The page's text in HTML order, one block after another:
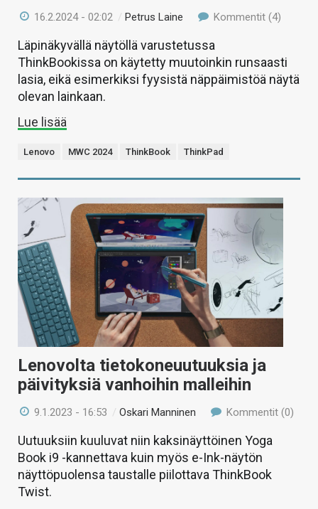
16.2.2024 - 02:02 /Petrus Laine Kommentit (4)
Läpinäkyvällä näytöllä varustetussa
ThinkBookissa on käytetty muutoinkin runsaasti
lasia, eikä esimerkiksi fyysistä näppäimistöä näytä
olevan lainkaan.
Lue lisää
Lenovo MWC 2024 ThinkBook ThinkPad
Lenovolta tietokoneuutuuksia ja
päivityksiä vanhoihin malleihin
9.1.2023 - 16:53 /Oskari Manninen Kommentit (0)
Uutuuksiin kuuluvat niin kaksinäyttöinen Yoga
Book i9 -kannettava kuin myös e-Ink-näytön
näyttöpuolensa taustalle piilottava ThinkBook
Twist.